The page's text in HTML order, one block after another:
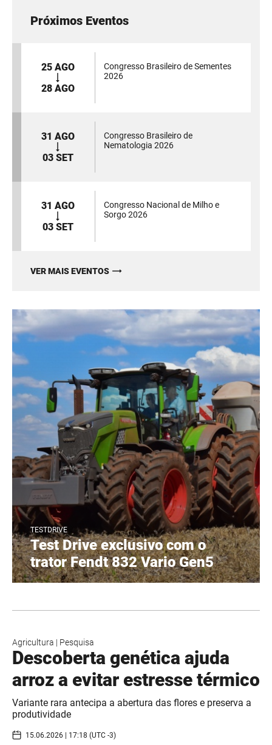
Próximos Eventos
25 AGO
28 AGO
Congresso Brasileiro de Sementes
2026
31 AGO
03 SET
Congresso Brasileiro de
Nematologia 2026
31 AGO
03 SET
Congresso Nacional de Milho e
Sorgo 2026
VER MAIS EVENTOS
TESTDRIVE
Test Drive exclusivo com o
trator Fendt 832 Vario Gen5
Agricultura | Pesquisa
Descoberta genética ajuda
arroz a evitar estresse térmico
Variante rara antecipa a abertura das flores e preserva a
produtividade
15.06.2026 | 17:18 (UTC -3)